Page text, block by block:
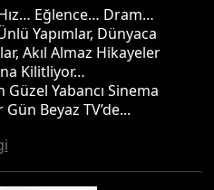
Eğlence… Dram…
Yapımlar, Dünyaca
Akıl Almaz Hikayeler
Kilitliyor…
Yabancı Sinema
Gün Beyaz TV’de...